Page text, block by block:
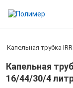
Капельная трубка
Капельная
16/44/30/4